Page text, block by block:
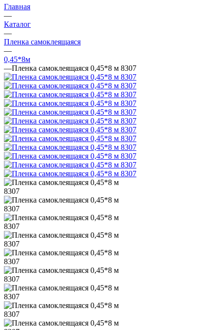
Главная
—
Каталог
—
Пленка самоклеящаяся
—
0,45*8м
—Пленка самоклеящаяся 0,45*8 м 8307